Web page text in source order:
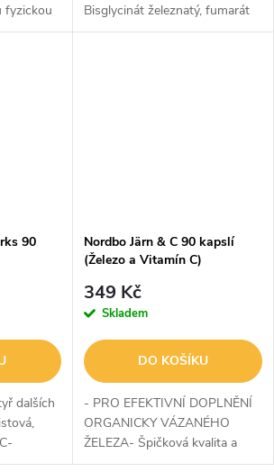
fyzickou
souvisí s
Bisglycinát železnatý, fumarát
železnatý- Přidaný laktoferin,
90
dalších
Fyzická i
Nordbo Järn & C 90 kapslí
(Železo a Vitamín C)
349 Kč
Skladem
DO KOŠÍKU
- PRO EFEKTIVNÍ DOPLNĚNÍ
ORGANICKY VÁZANÉHO
ŽELEZA- Špičková kvalita a
čistota / Made in Sweden-